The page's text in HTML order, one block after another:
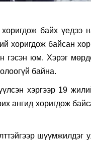
байх үедээ
хоригдож байсан
гэсэн юм. Хэрэг
байна.
хэргээр 19
ангид хоригдож
шүүмжилдэг